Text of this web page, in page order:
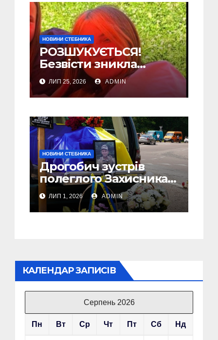
НОВИНИ СТЕБНИКА
РОЗШУКУЄТЬСЯ!
Безвісти зникла
Обудовська Євангеліна
Ігорівна з Стебника
ЛИП 25, 2026 ADMIN
НОВИНИ СТЕБНИКА
Дрогобич зустрів
полеглого Захисника
Сергія Скірка з
Стебника
ЛИП 1, 2026 ADMIN
КАЛЕНДАР ЗАПИСІВ
Серпень 2026
Пн Вт Ср Чт Пт Сб Нд